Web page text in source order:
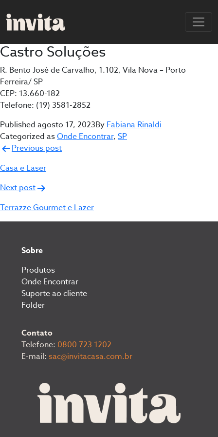
Castro Soluções
R. Bento José de Carvalho, 1.102, Vila Nova – Porto
Ferreira/ SP
CEP: 13.660-182
Telefone: (19) 3581-2852
Published agosto 17, 2023ByFabiana Rinaldi
Categorized asOnde Encontrar, SP
Navegação
de
Previous post
Casa e Laser
Next post
Terrazze Gourmet e Lazer
Sobre
Produtos
Onde Encontrar
Suporte ao cliente
Folder
Contato
Telefone: 0800 723 1202
E-mail: sac@invitacasa.com.br